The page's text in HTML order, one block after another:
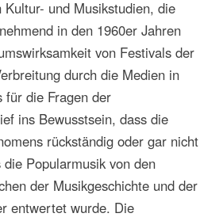
von Popstars
wie
Musikethnologie in
Ästhetik an der
São Paulos (IMSP)
weiter entwickelt.
Este 1973